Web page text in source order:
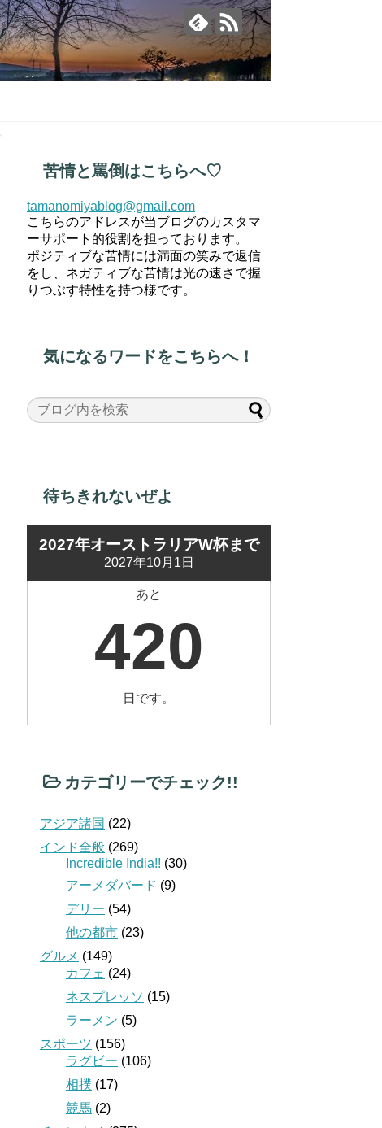
苦情と罵倒はこちらへ♡
tamanomiyablog@gmail.com
こちらのアドレスが当ブログのカスタマ
ーサポート的役割を担っております。
ポジティブな苦情には満面の笑みで返信
をし、ネガティブな苦情は光の速さで握
りつぶす特性を持つ様です。
気になるワードをこちらへ！
待ちきれないぜよ
2027年オーストラリアW杯まで
2027年10月1日
あと
420
日です。
カテゴリーでチェック!!
アジア諸国 (22)
インド全般 (269)
Incredible India!! (30)
アーメダバード (9)
デリー (54)
他の都市 (23)
グルメ (149)
カフェ (24)
ネスプレッソ (15)
ラーメン (5)
スポーツ (156)
ラグビー (106)
相撲 (17)
競馬 (2)